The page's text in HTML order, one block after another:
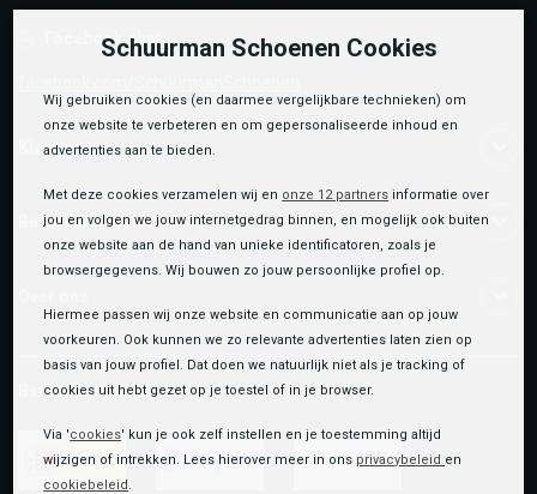
Facebook chat
Klantenservice
Bestelinformatie
Betaalmethoden
Schuurman Schoenen Cookies
Wij gebruiken cookies (en daarmee vergelijkbare technieken) om
onze website te verbeteren en om gepersonaliseerde inhoud en
advertenties aan te bieden.
Met deze cookies verzamelen wij en onze 12 partners informatie over
jou en volgen we jouw internetgedrag binnen, en mogelijk ook buiten
onze website aan de hand van unieke identificatoren, zoals je
browsergegevens. Wij bouwen zo jouw persoonlijke profiel op.
Hiermee passen wij onze website en communicatie aan op jouw
voorkeuren. Ook kunnen we zo relevante advertenties laten zien op
basis van jouw profiel. Dat doen we natuurlijk niet als je tracking of
cookies uit hebt gezet op je toestel of in je browser.
Via 'cookies' kun je ook zelf instellen en je toestemming altijd
wijzigen of intrekken. Lees hierover meer in ons privacybeleid en
cookiebeleid.